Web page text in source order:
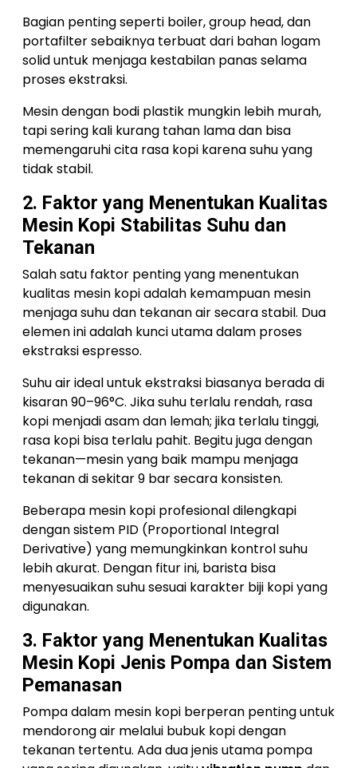
Bagian penting seperti boiler, group head, dan
portafilter sebaiknya terbuat dari bahan logam
solid untuk menjaga kestabilan panas selama
proses ekstraksi.
Mesin dengan bodi plastik mungkin lebih murah,
tapi sering kali kurang tahan lama dan bisa
memengaruhi cita rasa kopi karena suhu yang
tidak stabil.
2. Faktor yang Menentukan Kualitas
Mesin Kopi Stabilitas Suhu dan
Tekanan
Salah satu faktor penting yang menentukan
kualitas mesin kopi adalah kemampuan mesin
menjaga suhu dan tekanan air secara stabil. Dua
elemen ini adalah kunci utama dalam proses
ekstraksi espresso.
Suhu air ideal untuk ekstraksi biasanya berada di
kisaran 90–96°C. Jika suhu terlalu rendah, rasa
kopi menjadi asam dan lemah; jika terlalu tinggi,
rasa kopi bisa terlalu pahit. Begitu juga dengan
tekanan—mesin yang baik mampu menjaga
tekanan di sekitar 9 bar secara konsisten.
Beberapa mesin kopi profesional dilengkapi
dengan sistem PID (Proportional Integral
Derivative) yang memungkinkan kontrol suhu
lebih akurat. Dengan fitur ini, barista bisa
menyesuaikan suhu sesuai karakter biji kopi yang
digunakan.
3. Faktor yang Menentukan Kualitas
Mesin Kopi Jenis Pompa dan Sistem
Pemanasan
Pompa dalam mesin kopi berperan penting untuk
mendorong air melalui bubuk kopi dengan
tekanan tertentu. Ada dua jenis utama pompa